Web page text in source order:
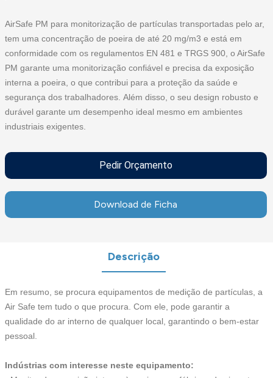
AirSafe PM para monitorização de partículas transportadas pelo ar,
tem uma concentração de poeira de até 20 mg/m3 e está em
conformidade com os regulamentos EN 481 e TRGS 900, o AirSafe
PM garante uma monitorização confiável e precisa da exposição
interna a poeira, o que contribui para a proteção da saúde e
segurança dos trabalhadores. Além disso, o seu design robusto e
durável garante um desempenho ideal mesmo em ambientes
industriais exigentes.
Pedir Orçamento
Download de Ficha
Descrição
Em resumo, se procura equipamentos de medição de partículas, a
Air Safe tem tudo o que procura. Com ele, pode garantir a
qualidade do ar interno de qualquer local, garantindo o bem-estar
pessoal.
Indústrias com interesse neste equipamento: